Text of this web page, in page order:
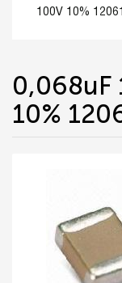
100V 10%
0,068uF
10%